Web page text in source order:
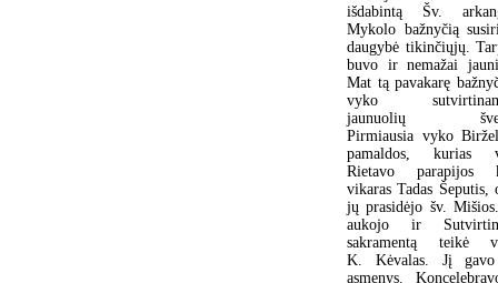
išdabintą Šv.
Mykolo bažnyčią
daugybė tikinčiųjų.
buvo ir nemažai
Mat tą pavakarę
vyko
jaunuolių
Pirmiausia vyko
pamaldos, kurias
Rietavo parapijos
vikaras Tadas Šeputis,
jų prasidėjo šv.
aukojo ir
sakramentą teikė
K. Kėvalas. Jį
asmenys.